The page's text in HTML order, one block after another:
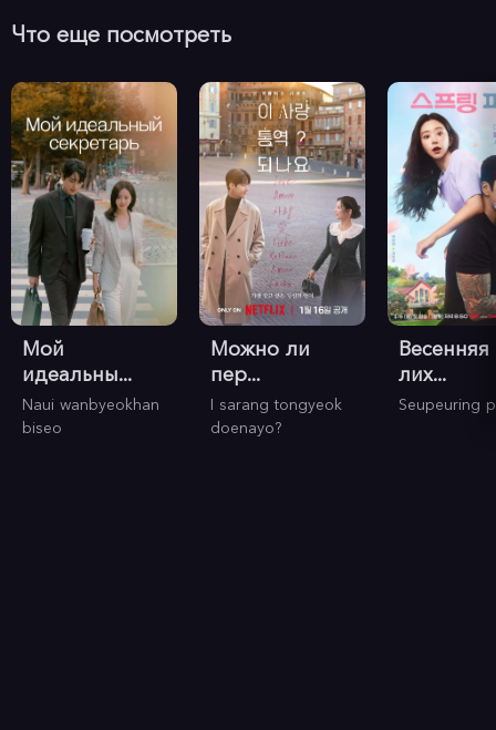
Что еще посмотреть
Мой
идеальны...
Naui wanbyeokhan
biseo
Можно ли
пер...
I sarang tongyeok
doenayo?
Весенняя
лих...
Seupeuring